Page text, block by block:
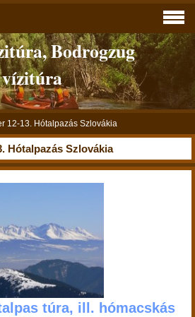
Bodrogzug
12-13. Hótalpazás Szlovákia
Hótalpazás Szlovákia
túra, ill. hómacskás